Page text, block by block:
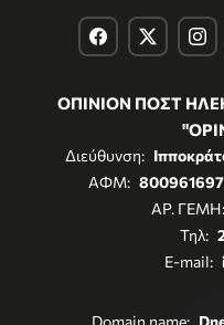
ΟΠΙΝΙΟΝ ΠΟΣΤ
Διεύθυνση:
ΑΦΜ: 800961697
ΑΡ. ΓΕΜΗ:
Τηλ:
E-mail: